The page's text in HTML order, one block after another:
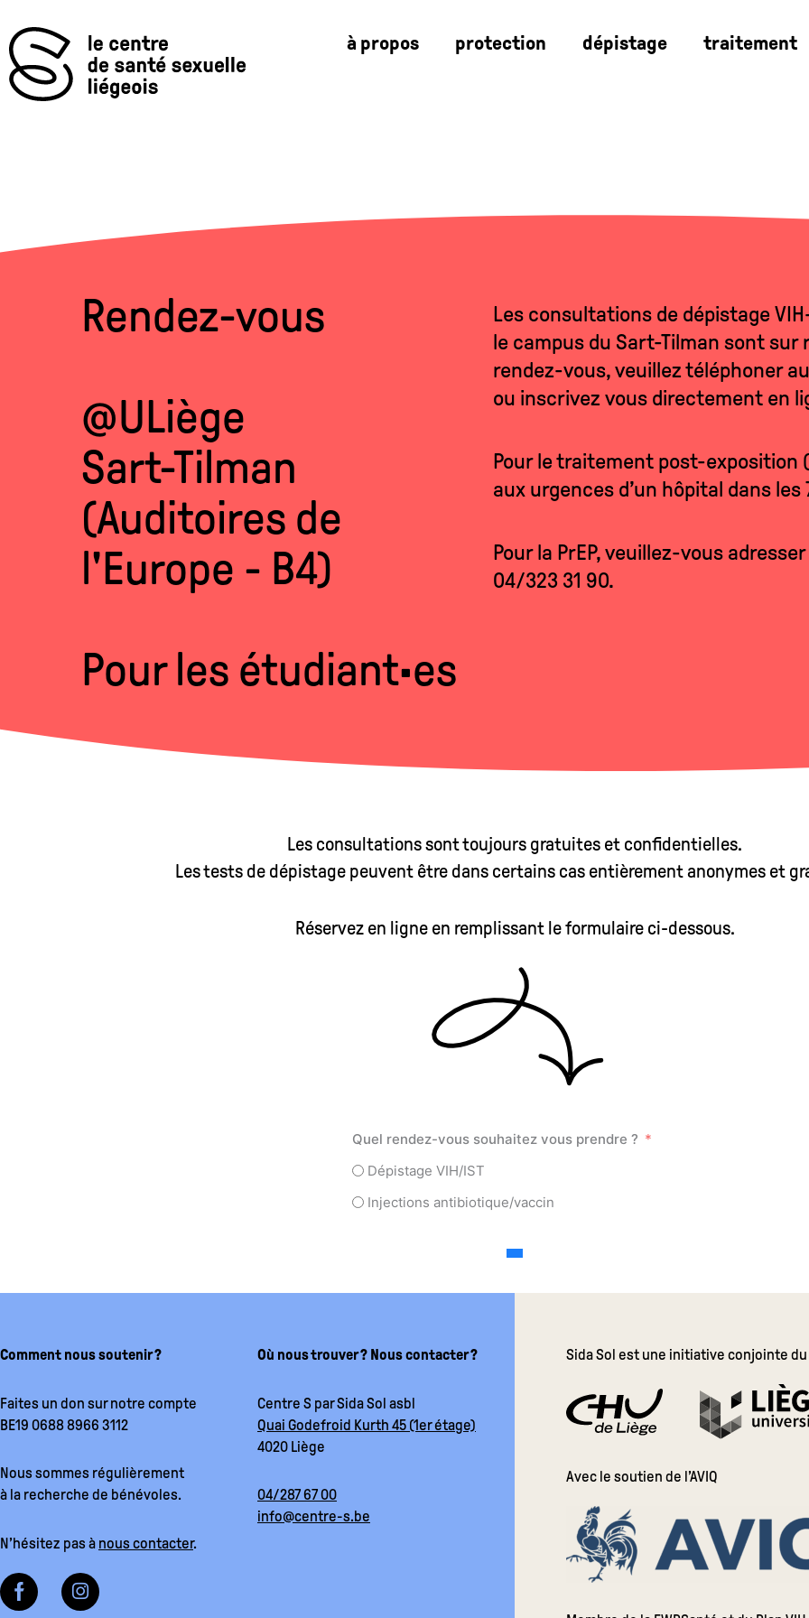
au
contenu
à propos protection dépistage traitement
Rendez-vous
@ULiège
Sart-Tilman
(Auditoires de
l'Europe - B4)
Pour les étudiant·es
Les consultations de dépistage
le campus du Sart-Tilman sont sur
rendez-vous, veuillez téléphoner
ou inscrivez vous directement en
Pour le traitement post-exposition
aux urgences d’un hôpital dans
Pour la PrEP, veuillez-vous
04/323 31 90.
Les consultations sont toujours gratuites et confidentielles.
Les tests de dépistage peuvent être dans certains cas entièrement anonymes et
Réservez en ligne en remplissant le formulaire ci-dessous.
Quel rendez-vous souhaitez vous prendre ?
Dépistage VIH/IST
Injections antibiotique/vaccin
Comment nous soutenir ?
Faites un don sur notre compte
BE19 0688 8966 3112
Nous sommes régulièrement
à la recherche de bénévoles.
N’hésitez pas à nous contacter.
Où nous trouver ? Nous contacter ?
Centre S par Sida Sol asbl
Quai Godefroid Kurth 45 (1er étage)
4020 Liège
04/287 67 00
info@centre-s.be
n
s
Sida Sol est une initiative conjointe du
Avec le soutien de l’AVIQ